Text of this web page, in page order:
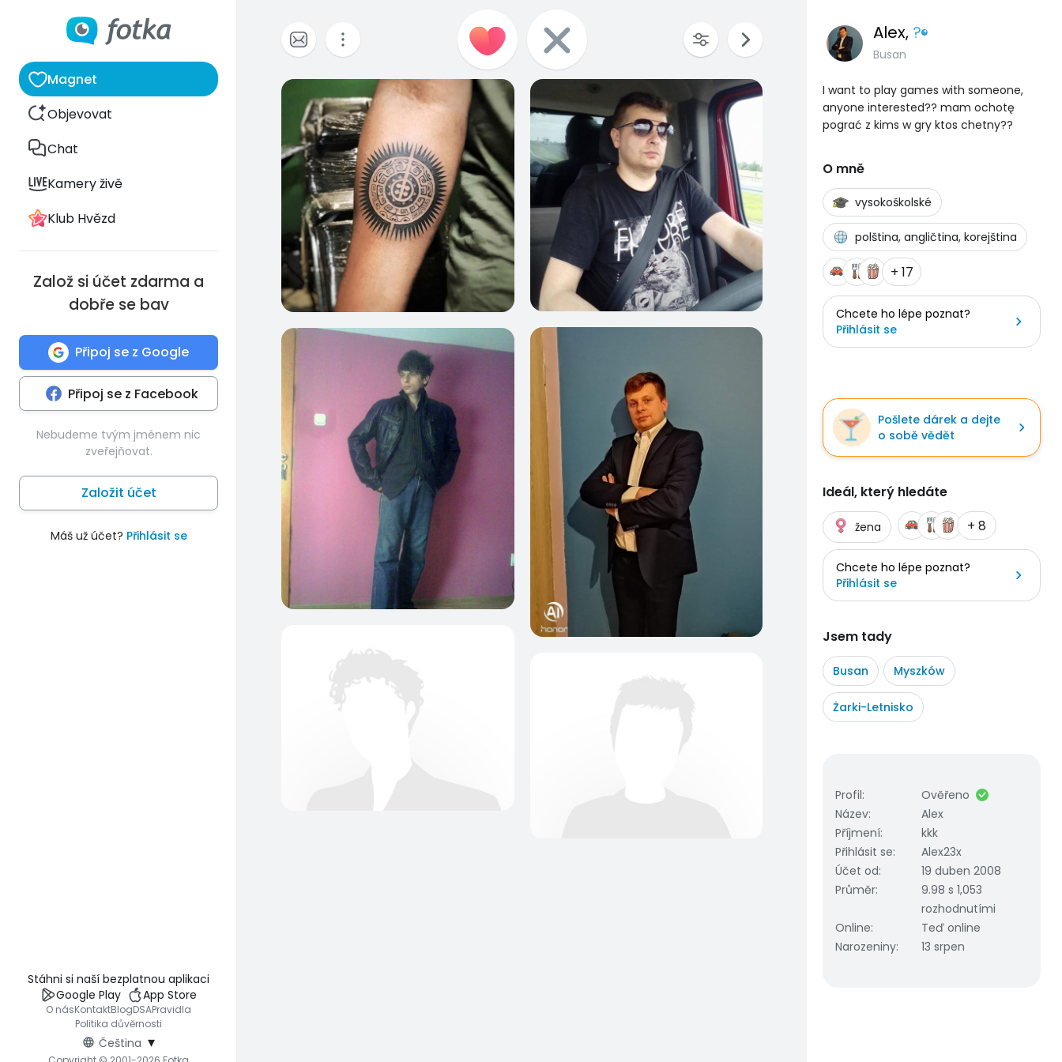
Magnet
Objevovat
Chat
Kamery živě
Klub Hvězd
Založ si účet zdarma a
dobře se bav
Připoj se z Google
Připoj se z Facebook
Nebudeme tvým jménem nic
zveřejňovat.
Založit účet
Máš už účet? Přihlásit se
Stáhni si naší bezplatnou aplikaci
Google Play
App Store
O násKontaktBlogDSAPravidla
Politika důvěrnosti
Čeština ▾
0 0
Alex, ?
Busan
I want to play games with someone,
anyone interested?? mam ochotę
pograć z kims w gry ktos chetny??
O mně
vysokoškolské
polština, angličtina, korejština
+ 17
Chcete ho lépe poznat?
Přihlásit se
Pošlete dárek a dejte
o sobě vědět
Ideál, který hledáte
žena + 8
Chcete ho lépe poznat?
Přihlásit se
Jsem tady
Busan Myszków
Żarki-Letnisko
Profil:
Ověřeno
Název:
Alex
Příjmení:
kkk
Přihlásit se:
Alex23x
Účet od:
19 duben 2008
Průměr:
9.98 s 1,053
rozhodnutími
Online:
Teď online
Narozeniny: 13 srpen